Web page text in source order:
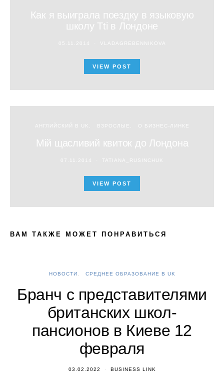
Как я выиграла поездку в языковую
школу Tti в Лондоне
05.11.2014 VLADAGREBENNIKOVA
VIEW POST
АНГЛИЙСКИЙ В UK ВЗРОСЛЫЕ О БИЗНЕС-ЛИНКЕ
Мій щасливий квиток до Лондона
07.11.2014 TATIANA_RUSINCHUK
VIEW POST
ВАМ ТАКЖЕ МОЖЕТ ПОНРАВИТЬСЯ
НОВОСТИ СРЕДНЕЕ ОБРАЗОВАНИЕ В UK
Бранч с представителями
британских школ-
пансионов в Киеве 12
февраля
03.02.2022 BUSINESS LINK